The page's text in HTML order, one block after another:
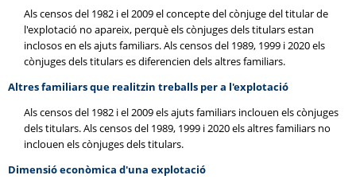
Als censos del 1982 i el 2009 el concepte del cònjuge del titular de
l'explotació no apareix, perquè els cònjuges dels titulars estan
inclosos en els ajuts familiars. Als censos del 1989, 1999 i 2020 els
cònjuges dels titulars es diferencien dels altres familiars.
Altres familiars que realitzin treballs per a l'explotació
Als censos del 1982 i el 2009 els ajuts familiars inclouen els cònjuges
dels titulars. Als censos del 1989, 1999 i 2020 els altres familiars no
inclouen els cònjuges dels titulars.
Dimensió econòmica d'una explotació